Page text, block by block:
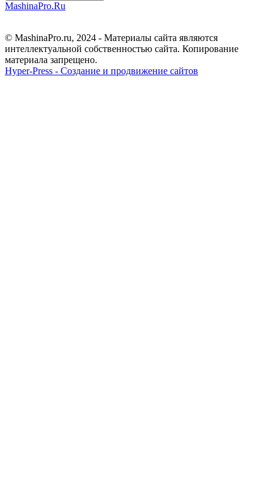
MashinaPro.Ru
© MashinaPro.ru, 2024 - Материалы сайта являются
интеллектуальной собственностью сайта. Копирование
материала запрещено.
Hyper-Press - Создание и продвижение сайтов